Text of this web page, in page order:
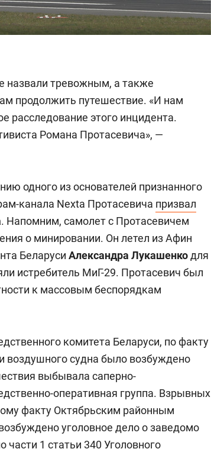
тревожным, а также
продолжить путешествие. «И нам
расследование этого инцидента.
Романа Протасевича», —
одного из основателей признанного
канала Nexta Протасевича призвал
. Напомним, самолет с Протасевичем
о минировании. Он летел из Афин
Беларуси Александра Лукашенкодля
истребитель МиГ-29. Протасевич был
к массовым беспорядкам
комитета Беларуси, по факту
воздушного судна было возбуждено
выбывала саперно-
оперативная группа. Взрывных
факту Октябрьским районным
уголовное дело о заведомо
1 статьи 340 Уголовного